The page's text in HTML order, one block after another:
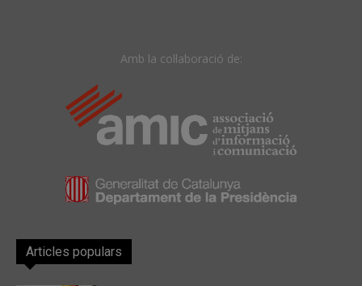
Amb la col·laboració de:
Articles populars